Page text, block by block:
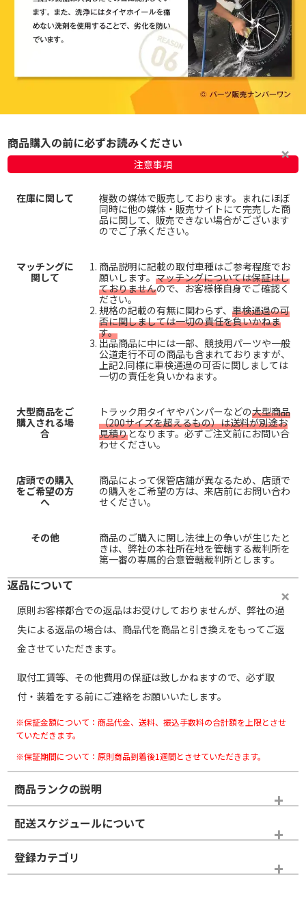
商品購入の前に必ずお読みください
注意事項
在庫に関して
複数の媒体で販売しております。まれにほぼ
同時に他の媒体・販売サイトにて完売した商
品に関して、販売できない場合がございます
のでご了承ください。
マッチングに
関して
商品説明に記載の取付車種はご参考程度でお
願いします。 マッチングについては保証はし
ておりませんので、お客様様自身でご確認く
ださい。
規格の記載の有無に関わらず、 車検通過の可
否に関しましては一切の責任を負いかねま
す。
出品商品に中には一部、競技用パーツや一般
公道走行不可の商品も含まれておりますが、
上記2.同様に車検通過の可否に関しましては
一切の責任を負いかねます。
大型商品をご
購入される場
合
トラック用タイヤやバンパーなどの大型商品
（200サイズを超えるもの）は送料が別途お
見積りとなります。必ずご注文前にお問い合
わせください。
店頭での購入
をご希望の方
へ
商品によって保管店舗が異なるため、店頭で
の購入をご希望の方は、来店前にお問い合わ
せください。
その他
商品のご購入に関し法律上の争いが生じたと
きは、弊社の本社所在地を管轄する裁判所を
第一審の専属的合意管轄裁判所とします。
返品について
原則お客様都合での返品はお受けしておりませんが、弊社の過
失による返品の場合は、商品代を商品と引き換えをもってご返
金させていただきます。
取付工賃等、その他費用の保証は致しかねますので、必ず取
付・装着をする前にご連絡をお願いいたします。
※保証金額について：商品代金、送料、振込手数料の合計額を上限とさせ
ていただきます。
※保証期間について：原則商品到着後1週間とさせていただきます。
商品ランクの説明
※商品ランクは出品者の主観により判断しておりますので、あら
かじめご了承ください。
ホイールランク
配送スケジュールについて
登録カテゴリ
スタッドレスタイヤホイールセット